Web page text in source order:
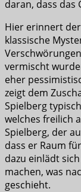
daran, dass das
Hier erinnert
klassische
vermischt
eher
zeigt dem
Spielberg
welches freilich
Spielberg, der
dass er Raum
dazu einlädt
machen, was
geschieht.